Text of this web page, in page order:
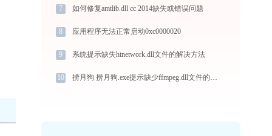
7 如何修复amtlib.dll cc 2014缺失或错误问题
8 应用程序无法正常启动0xc0000020
9 系统提示缺失htnetwork.dll文件的解决方法
10 捞月狗 捞月狗.exe提示缺少ffmpeg.dll文件的解决办法